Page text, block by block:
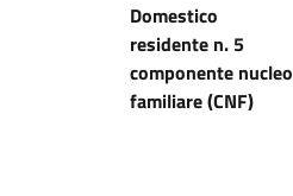
Domestico
residente n. 5
componente nucleo
familiare (CNF)